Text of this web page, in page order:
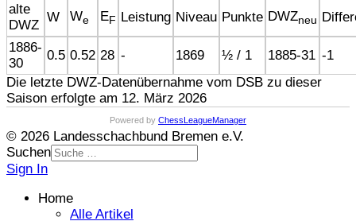
alte
DWZ
W We EF Leistung Niveau Punkte DWZneu
1886-
30
0.5 0.52 28 - 1869 ½ / 1 1885-31 -1
Die letzte DWZ-Datenübernahme vom DSB zu dieser
Saison erfolgte am 12. März 2026
Powered by ChessLeagueManager
© 2026 Landesschachbund Bremen e.V.
Suchen
Sign In
Home
Alle Artikel